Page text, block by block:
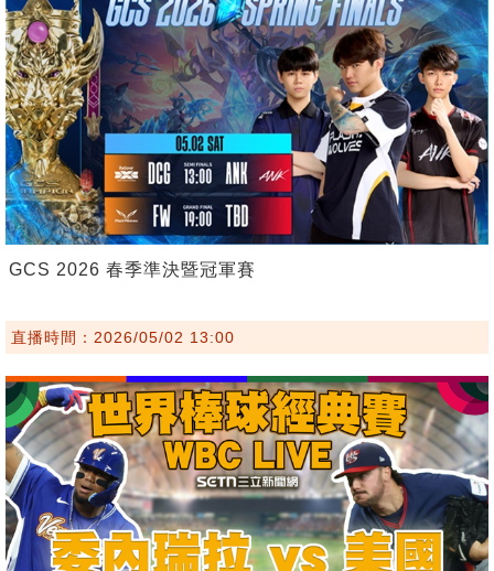
GCS 2026 春季準決暨冠軍賽
直播時間：2026/05/02 13:00